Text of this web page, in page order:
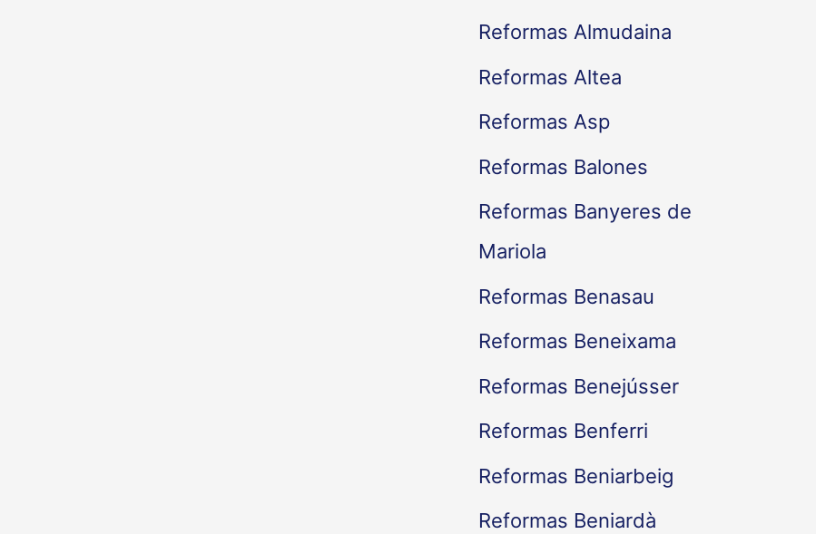
Reformas Almudaina
Reformas Altea
Reformas Asp
Reformas Balones
Reformas Banyeres de
Mariola
Reformas Benasau
Reformas Beneixama
Reformas Benejússer
Reformas Benferri
Reformas Beniarbeig
Reformas Beniardà